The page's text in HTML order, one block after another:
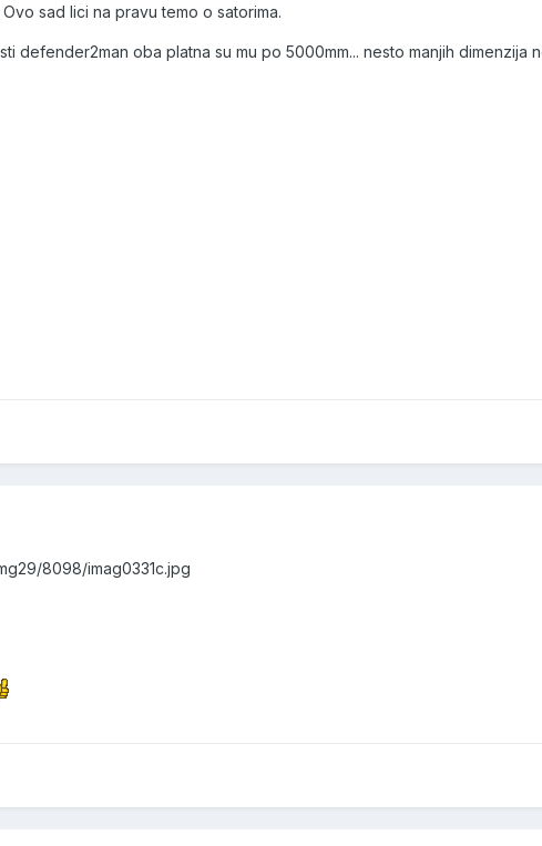
sad lici na pravu temo o satorima.
defender2man oba platna su mu po 5000mm... nesto manjih dimenzija
8098/imag0331c.jpg